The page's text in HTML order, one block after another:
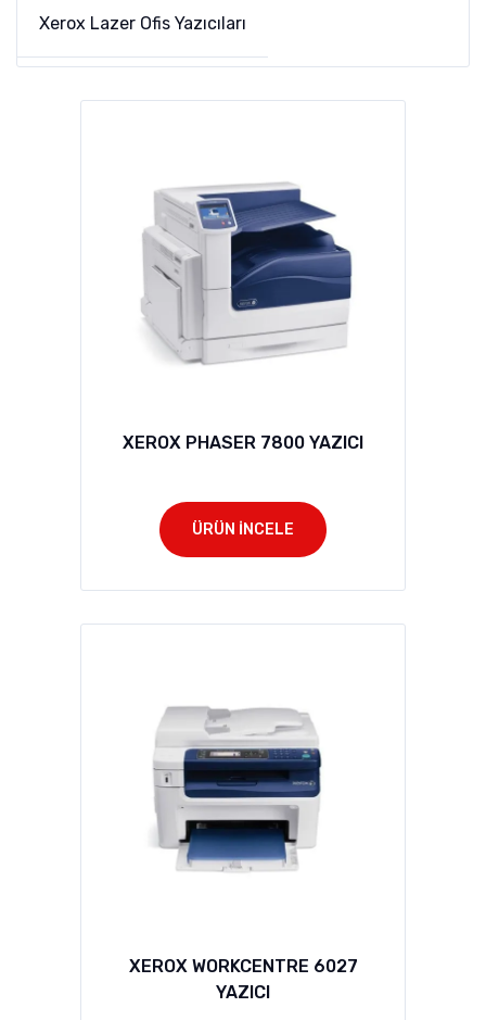
Xerox Lazer Ofis Yazıcıları
XEROX PHASER 7800 YAZICI
ÜRÜN İNCELE
XEROX WORKCENTRE 6027
YAZICI